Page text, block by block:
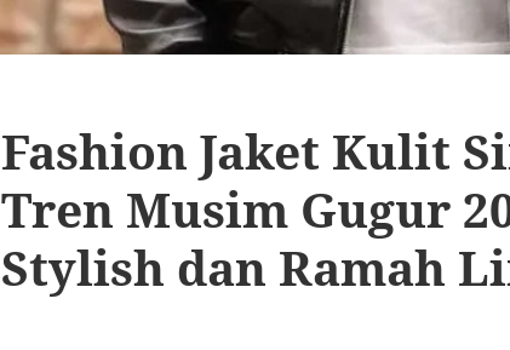
Fashion Jaket Kulit
Tren Musim Gugur
Stylish dan Ramah